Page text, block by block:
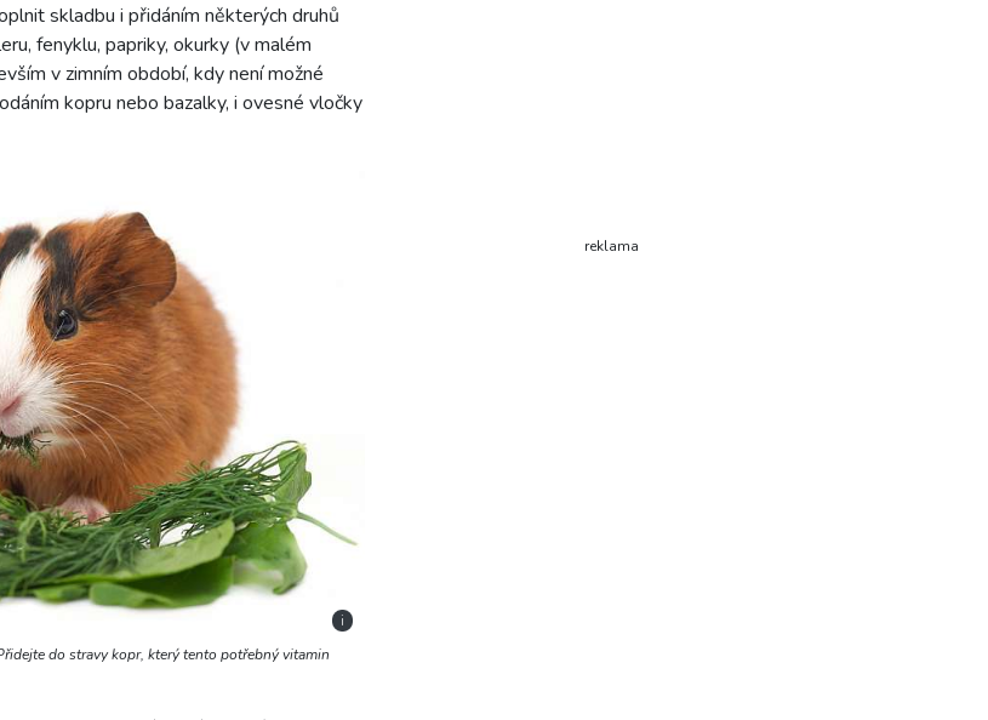
skladbu i přidáním některých druhů
fenyklu, papriky, okurky (v malém
v zimním období, kdy není možné
kopru nebo bazalky, i ovesné vločky
i
do stravy kopr, který tento potřebný vitamin
reklama